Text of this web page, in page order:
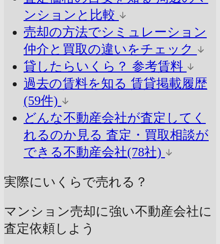
ンションと比較
売却の方法でシミュレーション
仲介と買取の違いをチェック
貸したらいくら？ 参考賃料
過去の賃料を知る 賃貸掲載履歴
(59件)
どんな不動産会社が査定してく
れるのか見る 査定・買取相談が
できる不動産会社(78社)
実際にいくらで売れる？
マンション売却に強い不動産会社に
査定依頼しよう